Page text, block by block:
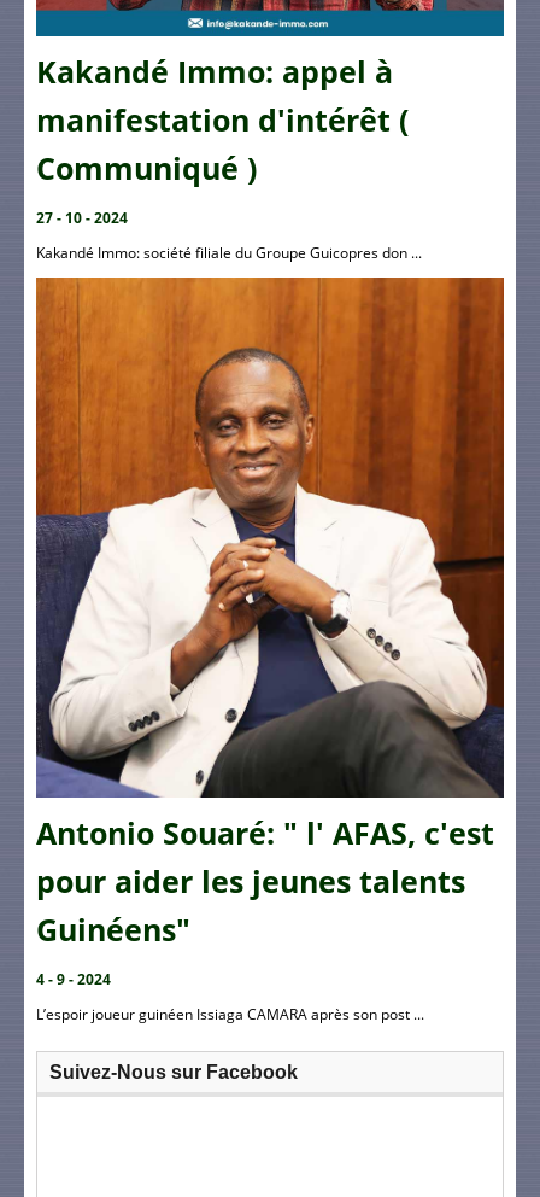
Kakandé Immo: appel à
manifestation d'intérêt (
Communiqué )
27 - 10 - 2024
Kakandé Immo: société filiale du Groupe Guicopres don ...
Antonio Souaré: " l' AFAS, c'est
pour aider les jeunes talents
Guinéens"
4 - 9 - 2024
L’espoir joueur guinéen Issiaga CAMARA après son post ...
Suivez-Nous sur Facebook